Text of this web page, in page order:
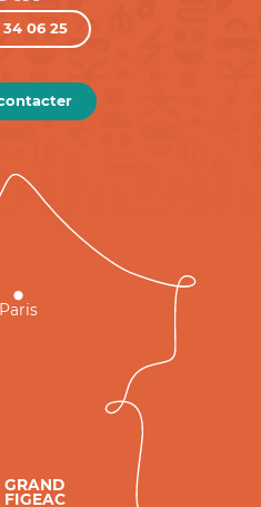
06 25
GRAND
FIGEAC
Paris